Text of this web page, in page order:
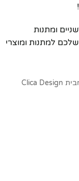
ומתנות
למתנות ומוצרי